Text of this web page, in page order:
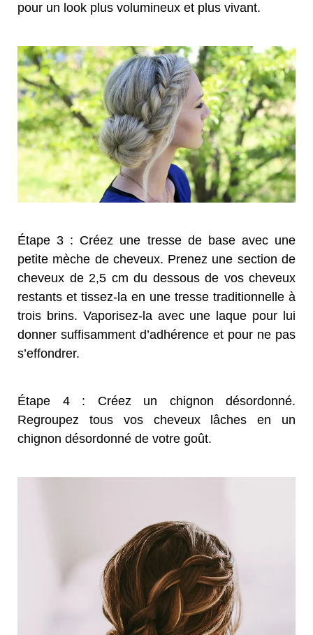
pour un look plus volumineux et plus vivant.
Étape 3 : Créez une tresse de base avec une
petite mèche de cheveux. Prenez une section de
cheveux de 2,5 cm du dessous de vos cheveux
restants et tissez-la en une tresse traditionnelle à
trois brins. Vaporisez-la avec une laque pour lui
donner suffisamment d’adhérence et pour ne pas
s’effondrer.
Étape 4 : Créez un chignon désordonné.
Regroupez tous vos cheveux lâches en un
chignon désordonné de votre goût.